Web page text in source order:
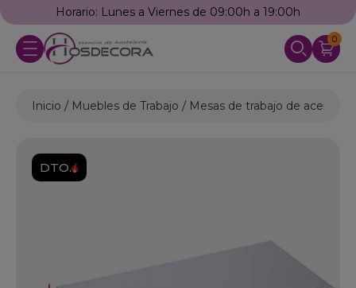
Horario: Lunes a Viernes de 09:00h a 19:00h
0
Inicio Muebles de Trabajo Mesas de trabajo de acero
DTO.